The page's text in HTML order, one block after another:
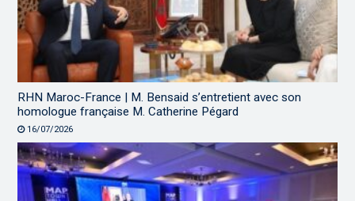
RHN Maroc-France | M. Bensaid s’entretient avec son
homologue française M. Catherine Pégard
16/07/2026